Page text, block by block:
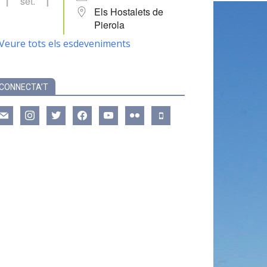
Els Hostalets de
Pierola
tots els esdeveniments
instagramtwitter facebookyoutube flickr mobile